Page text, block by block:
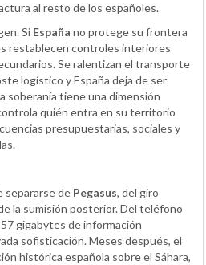
al resto de los españoles.
Si España no protege su frontera
restablecen controles interiores
Se ralentizan el transporte
logístico y España deja de ser
soberanía tiene una dimensión
quién entra en su territorio
presupuestarias, sociales y
separarse de Pegasus, del giro
la sumisión posterior. Del teléfono
gigabytes de información
sofisticación. Meses después, el
histórica española sobre el Sáhara,